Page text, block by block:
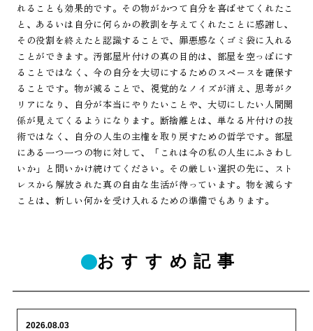
れることも効果的です。その物がかつて自分を喜ばせてくれたこ
と、あるいは自分に何らかの教訓を与えてくれたことに感謝し、
その役割を終えたと認識することで、罪悪感なくゴミ袋に入れる
ことができます。汚部屋片付けの真の目的は、部屋を空っぽにす
ることではなく、今の自分を大切にするためのスペースを確保す
ることです。物が減ることで、視覚的なノイズが消え、思考がク
リアになり、自分が本当にやりたいことや、大切にしたい人間関
係が見えてくるようになります。断捨離とは、単なる片付けの技
術ではなく、自分の人生の主権を取り戻すための哲学です。部屋
にある一つ一つの物に対して、「これは今の私の人生にふさわし
いか」と問いかけ続けてください。その厳しい選択の先に、スト
レスから解放された真の自由な生活が待っています。物を減らす
ことは、新しい何かを受け入れるための準備でもあります。
おすすめ記事
2026.08.03